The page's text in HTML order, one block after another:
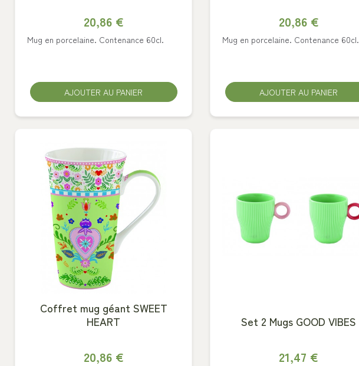
20,86 €
Mug en porcelaine. Contenance 60cl.
AJOUTER AU PANIER
20,86 €
Mug en porcelaine. Contenance 60cl.
AJOUTER AU PANIER
Coffret mug géant SWEET
HEART
20,86 €
Set 2 Mugs GOOD VIBES
21,47 €